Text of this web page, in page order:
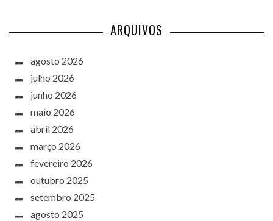
ARQUIVOS
agosto 2026
julho 2026
junho 2026
maio 2026
abril 2026
março 2026
fevereiro 2026
outubro 2025
setembro 2025
agosto 2025